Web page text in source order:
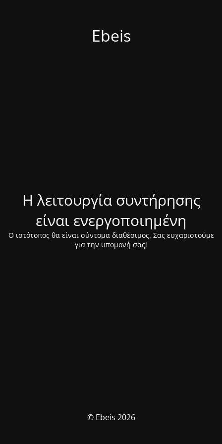
Ebeis
Η λειτουργία συντήρησης
είναι ενεργοποιημένη
Ο ιστότοπος θα είναι σύντομα διαθέσιμος. Σας ευχαριστούμε
για την υπομονή σας!
© Ebeis 2026